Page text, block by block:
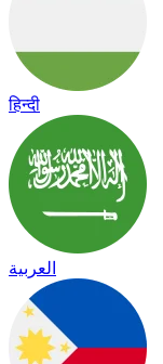
हिन्दी
العربية